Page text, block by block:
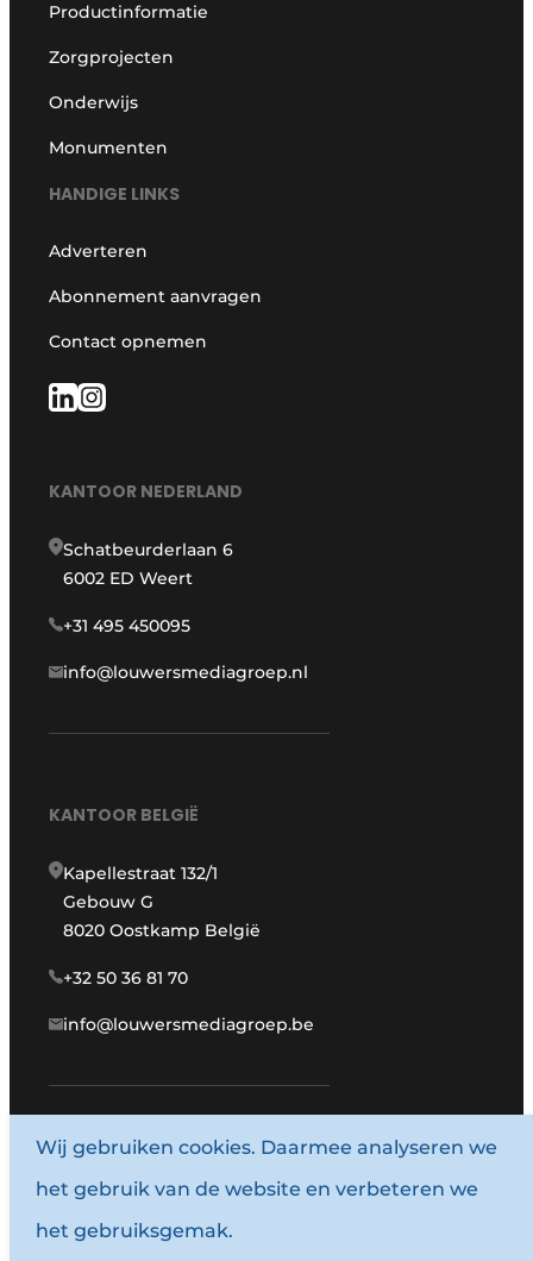
Productinformatie
Zorgprojecten
Onderwijs
Monumenten
HANDIGE LINKS
Adverteren
Abonnement aanvragen
Contact opnemen
KANTOOR NEDERLAND
Schatbeurderlaan 6
6002 ED Weert
+31 495 450095
info@louwersmediagroep.nl
KANTOOR BELGIË
Kapellestraat 132/1
Gebouw G
8020 Oostkamp België
+32 50 36 81 70
info@louwersmediagroep.be
www.louwersmediagroep.com
© 1987 - 2026 Louwersmediagroep.
Algemene voorwaarden
Wij gebruiken cookies. Daarmee analyseren we
het gebruik van de website en verbeteren we
het gebruiksgemak.